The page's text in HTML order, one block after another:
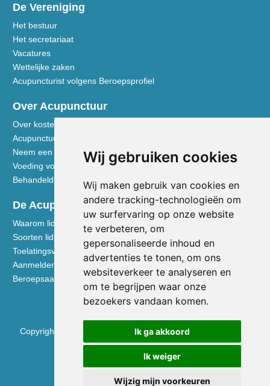
Wij gebruiken cookies
Wij maken gebruik van cookies en
andere tracking-technologieën om
uw surfervaring op onze website
te verbeteren, om
gepersonaliseerde inhoud en
advertenties te tonen, om ons
websiteverkeer te analyseren en
om te begrijpen waar onze
bezoekers vandaan komen.
Ik ga akkoord
Ik weiger
Wijzig mijn voorkeuren
De Vereniging
Het bestuur
Het secretariaat
Vacatures
Wettelijke zaken
Acupuncturist volgens Beroepsprofiel
Over Acupunctuur
Over kosten en vergoedingen
Acupunctuur toegelicht
Neem een kijkje in de praktijk
Voeding volgens de Vijf Elementen
Behandeldisciplines - TCG
De Acupuncturist
Waarom lid worden van de NVA
Soorten lidmaatschap NVA
Toelatingsvoorwaarden
Aanmelden voor lidmaatschap
Beroepsaansprakelijkheidsverzekering
Copyright © 2026 Nederlandse Vereniging voor Acupunctuur
KVK 40531133
BTW NL0090.68.533.B01